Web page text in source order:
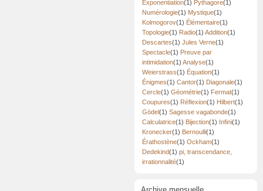
Exponentiation(1) Pythagore(1)
Numérologie(1) Mystique(1)
Kolmogorov(1) Élémentaire(1)
Topologie(1) Radio(1) Addition(1)
Descartes(1) Jules Verne(1)
Spectacle(1) Preuve par
intimidation(1) Analyse(1)
Weierstrass(1) Équation(1)
Énigmes(1) Cantor(1) Diagonale(1)
Cercle(1) Géométrie(1) Fermat(1)
Coupures(1) Réflexion(1) Hilbert(1)
Gödel(1) Sagesse vagabonde(1)
Calculatrice(1) Bijection(1) Infini(1)
Kronecker(1) Bernoulli(1)
Érathostène(1) Ockham(1)
Dedekind(1) pi, transcendance,
irrationnalité(1)